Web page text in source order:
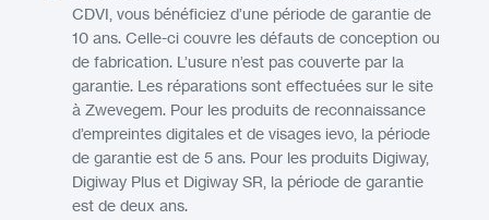
CDVI, vous bénéficiez d’une période de garantie de
10 ans. Celle-ci couvre les défauts de conception ou
de fabrication. L’usure n’est pas couverte par la
garantie. Les réparations sont effectuées sur le site
à Zwevegem. Pour les produits de reconnaissance
d’empreintes digitales et de visages ievo, la période
de garantie est de 5 ans. Pour les produits Digiway,
Digiway Plus et Digiway SR, la période de garantie
est de deux ans.